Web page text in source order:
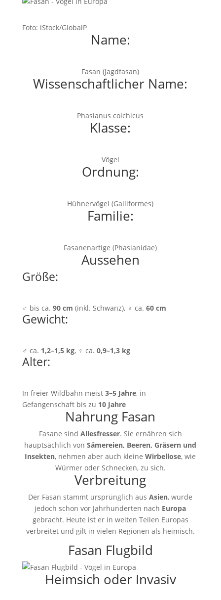
Foto: iStock/GlobalP
Name:
Fasan (Jagdfasan)
Wissenschaftlicher Name:
Phasianus colchicus
Klasse:
Vögel
Ordnung:
Hühnervögel (Galliformes)
Familie:
Fasanenartige (Phasianidae)
Aussehen
Größe:
♂ bis ca. 90 cm (inkl. Schwanz), ♀ ca. 60 cm
Gewicht:
♂ ca. 1,2–1,5 kg, ♀ ca. 0,9–1,3 kg
Alter:
In freier Wildbahn meist 3–5 Jahre, in
Gefangenschaft bis zu 10 Jahre
Nahrung Fasan
Fasane sind Allesfresser. Sie ernähren sich
hauptsächlich vonSämereien, Beeren, Gräsern und
Insekten, nehmen aber auch kleineWirbellose, wie
Würmer oder Schnecken, zu sich.
Verbreitung
Der Fasan stammt ursprünglich ausAsien, wurde
jedoch schon vor Jahrhunderten nach Europa
gebracht. Heute ist er in weiten Teilen Europas
verbreitet und gilt in vielen Regionen als heimisch.
Fasan Flugbild
Heimsich oder Invasiv